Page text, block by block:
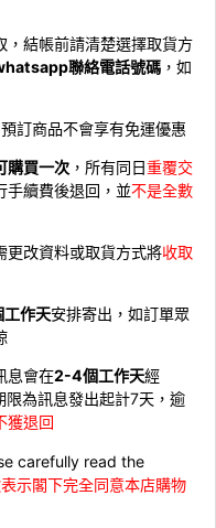
，結帳前請清楚選擇取貨方
聯絡電話號碼 ，如
訂商品不會享有免運優惠
購買一次 ，所有同日重覆交
手續費後退回，並不是全數
更改資料或取貨方式將收取
作天安排寄出，如訂單眾
息會在2-4個工作天經
為訊息發出起計7天，逾
獲退回
carefully read the
示閣下完全同意本店購物